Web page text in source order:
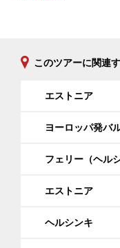
このツアーに関連
エストニア
ヨーロッパ発バ
フェリー（ヘル
エストニア
ヘルシンキ